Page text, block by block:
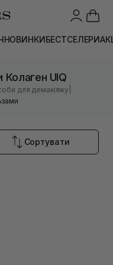
НОВИНКИБЕСТСЕЛЕРИ
Колаген UIQ
для демакіяжу
Сортувати